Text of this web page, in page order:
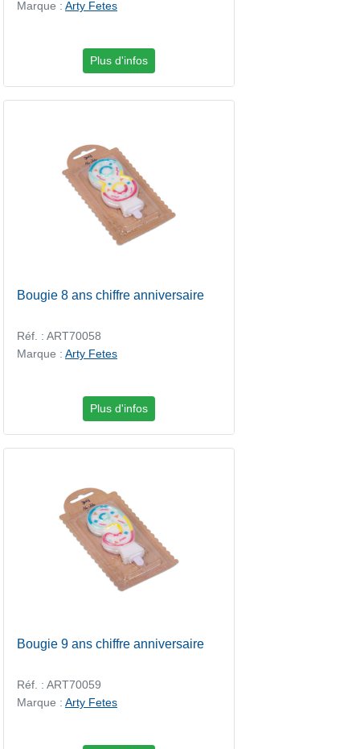
Marque : Arty Fetes
Plus d'infos
Bougie 8 ans chiffre anniversaire
Réf. : ART70058
Marque : Arty Fetes
Plus d'infos
Bougie 9 ans chiffre anniversaire
Réf. : ART70059
Marque : Arty Fetes